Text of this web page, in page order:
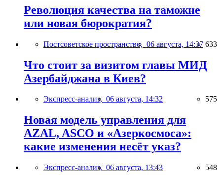
Революция качества на таможне
или новая бюрократия?
Постсоветское пространство, 06 августа, 14:37 633
Что стоит за визитом главы МИД
Азербайджана в Киев?
Экспресс-анализ, 06 августа, 14:32 575
Новая модель управления для
AZAL, ASCO и «Азеркосмоса»:
какие изменения несёт указ?
Экспресс-анализ, 06 августа, 13:43 548